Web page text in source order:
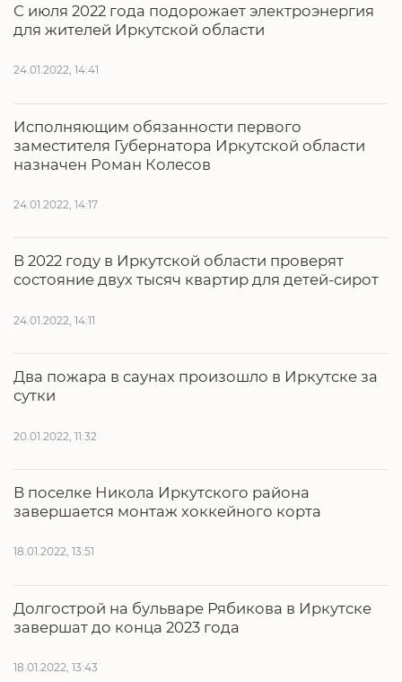
С июля 2022 года подорожает электроэнергия
для жителей Иркутской области
24.01.2022, 14:41
Исполняющим обязанности первого
заместителя Губернатора Иркутской области
назначен Роман Колесов
24.01.2022, 14:17
В 2022 году в Иркутской области проверят
состояние двух тысяч квартир для детей-сирот
24.01.2022, 14:11
Два пожара в саунах произошло в Иркутске за
сутки
20.01.2022, 11:32
В поселке Никола Иркутского района
завершается монтаж хоккейного корта
18.01.2022, 13:51
Долгострой на бульваре Рябикова в Иркутске
завершат до конца 2023 года
18.01.2022, 13:43